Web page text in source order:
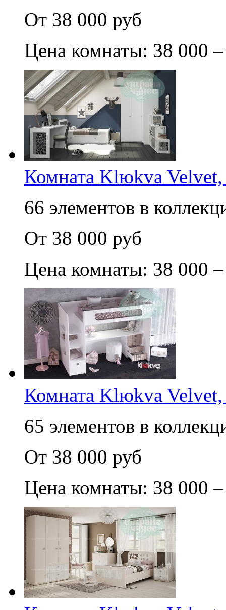
От 38 000 руб
Цена комнаты: 38 000
Комната Klюkva Velvet,
66 элементов в
От 38 000 руб
Цена комнаты: 38 000
Комната Klюkva Velvet,
65 элементов в
От 38 000 руб
Цена комнаты: 38 000